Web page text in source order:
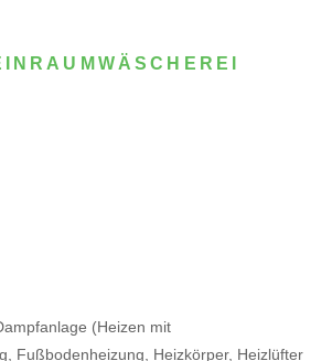
(Heizen mit
Fußbodenheizung, Heizkörper, Heizlüfter